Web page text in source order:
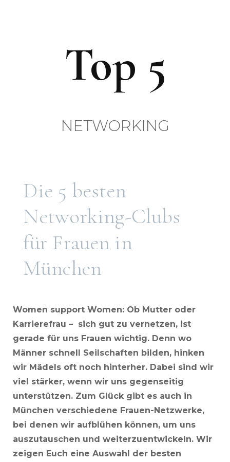
Top 5
NETWORKING
Die 5 besten
Networking-Clubs
für Frauen in
München
Women support Women: Ob Mutter oder
Karrierefrau – sich gut zu vernetzen, ist
gerade für uns Frauen wichtig. Denn wo
Männer schnell Seilschaften bilden, hinken
wir Mädels oft noch hinterher. Dabei sind wir
viel stärker, wenn wir uns gegenseitig
unterstützen. Zum Glück gibt es auch in
München verschiedene Frauen-Netzwerke,
bei denen wir aufblühen können, um uns
auszutauschen und weiterzuentwickeln. Wir
zeigen Euch eine Auswahl der besten